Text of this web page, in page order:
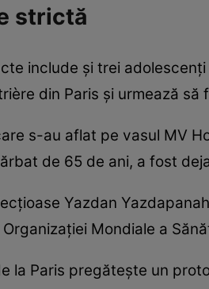
strictă
include și trei
din Paris și urmează să
s-au aflat pe vasul MV
de 65 de ani, a fost
Yazdan
Mondiale a
la Paris pregătește un